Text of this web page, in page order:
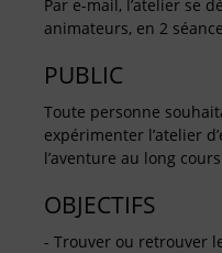
Par e-mail, l’atelier se
animateurs, en 2
PUBLIC
Toute personne
expérimenter l’atelier
l’aventure au long
OBJECTIFS
- Trouver ou retrouver